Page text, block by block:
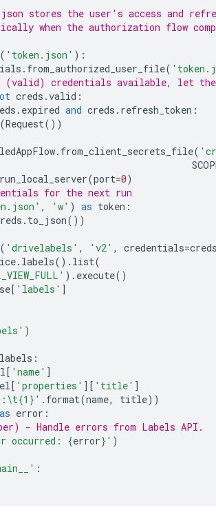
stores the user's access and
when the authorization flow
( 'token.json' ):
. from_authorized_user_file(
(valid) credentials available, let
creds .valid :
. expired and creds . refresh_token :
(Request())
. from_client_secrets_file(
run_local_server(port=0)
for the next run
, 'w' ) as token :
. to_json())
( 'drivelabels' , 'v2' , credentials=creds
. labels() . list(
) . execute()
[ 'labels' ]
)
labels :
[ 'name' ]
[ 'properties' ][ 'title' ]
: \t{1} ' . format(name, title))
as error :
- Handle errors from Labels API.
occurred: {error} ' )
: